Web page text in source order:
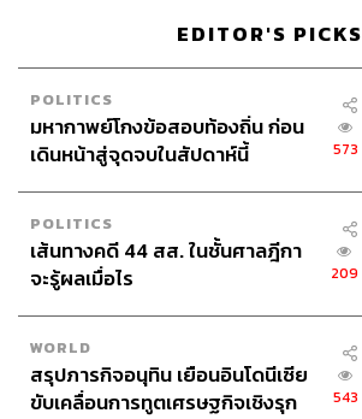
ไม่มีหลังใดติดรั้วโครงการEDITOR'S PICKS
POLITICS
มหากาพย์โกงข้อสอบท้องถิ่น ก่อน
เดินหน้าสู่จุดจบในสัปดาห์นี้
573
POLITICS
เส้นทางคดี 44 สส. ในชั้นศาลฎีกา
จะรู้ผลเมื่อไร
209
WORLD
สรุปภารกิจอนุทิน เยือนอินโดนีเซีย
ขับเคลื่อนการทูตเศรษฐกิจเชิงรุก
543